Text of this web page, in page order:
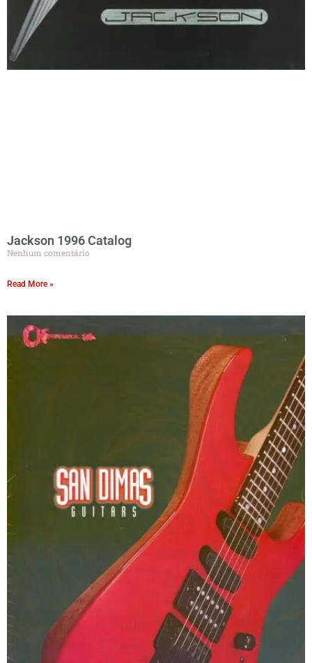
Jackson 1996 Catalog
Nenhum comentário
Read More »